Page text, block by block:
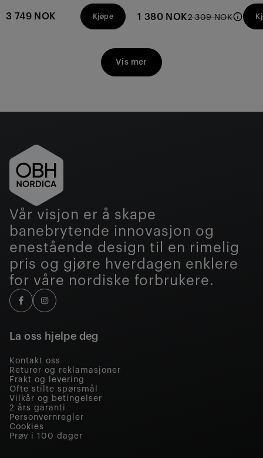
omtaler
3 749 NOK Kjøpe 1 380 NOK2 309 NOK
Vis mer
Vår visjon er å skape
banebrytende innovasjon og
enestående design til en rimelig
pris og gjøre hverdagen enklere
for våre nordiske forbrukere.
La oss hjelpe deg
Kontakt oss
Returer og reklamasjoner
Frakt og levering
Ofte stilte spørsmål
Vilkår og betingelser
2 års garanti
Personvernregler
Cookies
Prøv i 100 dager